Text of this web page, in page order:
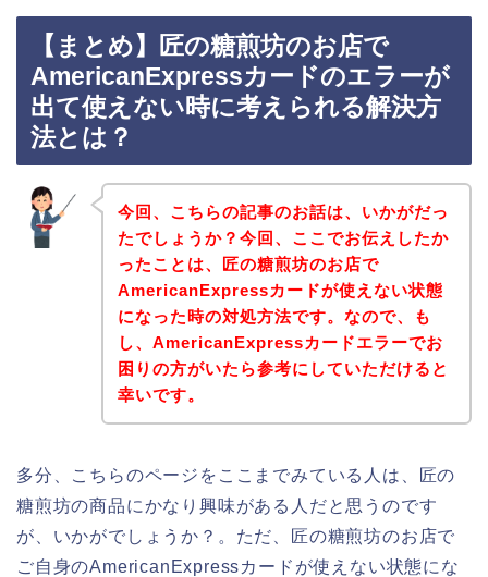
【まとめ】匠の糖煎坊のお店で
AmericanExpressカードのエラーが
出て使えない時に考えられる解決方
法とは？
今回、こちらの記事のお話は、いかがだっ
たでしょうか？今回、ここでお伝えしたか
ったことは、匠の糖煎坊のお店で
AmericanExpressカードが使えない状態
になった時の対処方法です。なので、も
し、AmericanExpressカードエラーでお
困りの方がいたら参考にしていただけると
幸いです。
多分、こちらのページをここまでみている人は、匠の
糖煎坊の商品にかなり興味がある人だと思うのです
が、いかがでしょうか？。ただ、匠の糖煎坊のお店で
ご自身のAmericanExpressカードが使えない状態にな